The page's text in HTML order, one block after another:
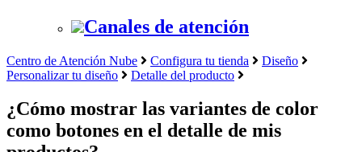
Canales de atención
Centro de Atención Nube Configura tu tienda
Diseño
Personalizar tu diseño
Detalle del producto
¿Cómo mostrar las variantes de color
como botones en el detalle de mis